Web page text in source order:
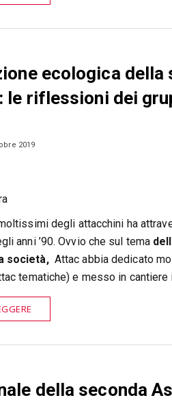
ecologica della
le riflessioni dei
2019
degli attacchini ha
anni ’90. Ovvio che sul tema
società, Attac abbia dedicato
tematiche) e messo in cantiere
della seconda